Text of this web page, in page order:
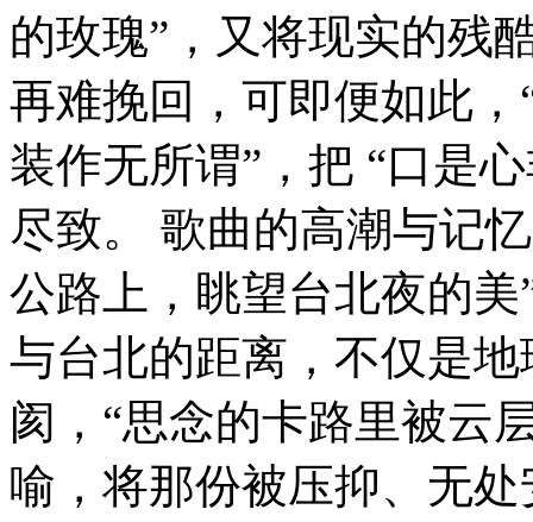
的玫瑰”，又将现实的残
再难挽回，可即便如此
装作无所谓”，把 “口是
尽致。 歌曲的高潮与记
公路上，眺望台北夜的
与台北的距离，不仅是
阂，“思念的卡路里被云
喻，将那份被压抑、无